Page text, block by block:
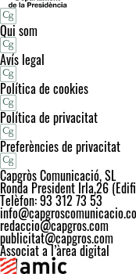
Qui som
Avís legal
Política de cookies
Política de privacitat
Preferències de privacitat
Capgròs Comunicació, SL
Ronda President Irla,26
Telèfon: 93 312 73 53
redaccio@capgros.com
publicitat@capgros.com
Associat a l’àrea digital